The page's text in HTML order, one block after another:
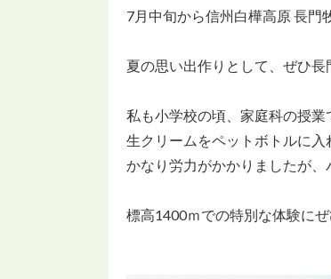
7月中旬から信州白樺高原 長門
夏の思い出作りとして、ぜひ長
私も小学校の頃、家庭科の授業
生クリームをペットボトルに
かなり労力がかかりましたが、
標高1400ｍでの特別な体験に